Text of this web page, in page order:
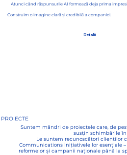
Atunci când răspunsurile AI formează deja prima
Construim o imagine clară și credibilă a companiei.
Detalii
PROIECTE
Suntem mândri de proiectele care, de
susțin schimbările în
Le suntem recunoscători clienților
Communications inițiativele lor esențiale
reformelor și campanii naționale până la